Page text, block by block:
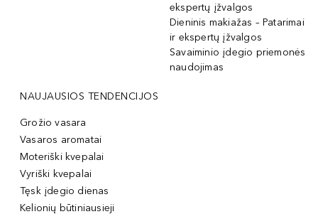
ekspertų įžvalgos
Dieninis makiažas – Patarimai
ir ekspertų įžvalgos
Savaiminio įdegio priemonės
naudojimas
NAUJAUSIOS TENDENCIJOS
Grožio vasara
Vasaros aromatai
Moteriški kvepalai
Vyriški kvepalai
Tęsk įdegio dienas
Kelionių būtiniausieji